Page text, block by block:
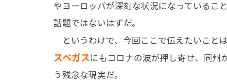
やヨーロッパが深刻な状況になっているこ
話題ではないはずだ。
というわけで、今回ここで伝えたいこと
スベガスにもコロナの波が押し寄せ、同州
う残念な現実だ。